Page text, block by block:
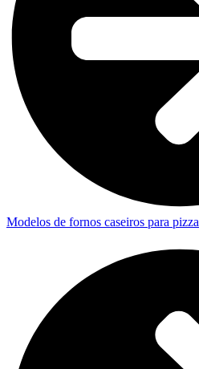
Modelos de fornos caseiros para pizza